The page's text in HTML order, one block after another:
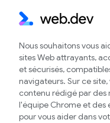
Nous souhaitons vous
sites Web attrayants,
et sécurisés,
navigateurs. Sur ce
contenu rédigé par des
l'équipe Chrome et des
pour vous aider dans